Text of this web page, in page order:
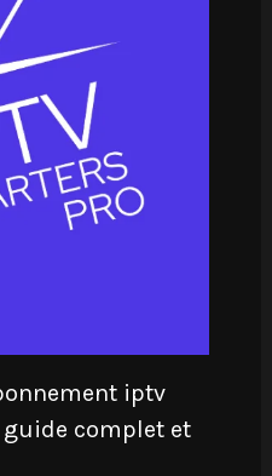
iptv
complet et